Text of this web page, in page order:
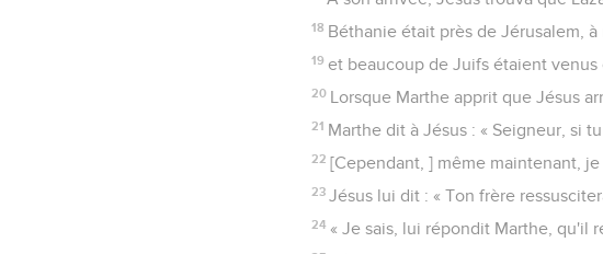
18 Béthanie était près de Jérusalem,
19 et beaucoup de Juifs étaient
20 Lorsque Marthe apprit que Jésus
21 Marthe dit à Jésus : « Seigneur, si
22 [Cependant, ] même maintenant,
23 Jésus lui dit : « Ton frère
24 « Je sais, lui répondit Marthe, qu'il